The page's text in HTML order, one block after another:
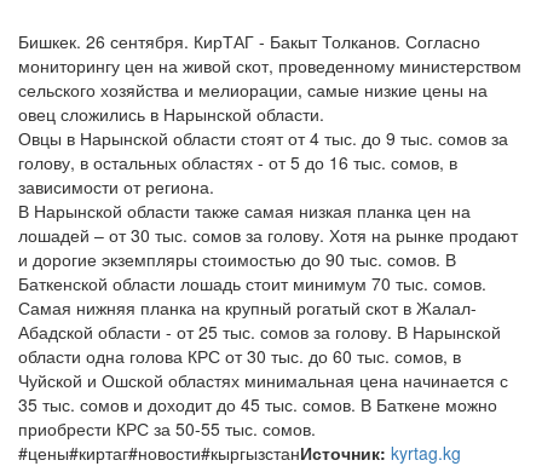
Бишкек. 26 сентября. КирТАГ - Бакыт Толканов. Согласно
мониторингу цен на живой скот, проведенному министерством
сельского хозяйства и мелиорации, самые низкие цены на
овец сложились в Нарынской области.
Овцы в Нарынской области стоят от 4 тыс. до 9 тыс. сомов за
голову, в остальных областях - от 5 до 16 тыс. сомов, в
зависимости от региона.
В Нарынской области также самая низкая планка цен на
лошадей – от 30 тыс. сомов за голову. Хотя на рынке продают
и дорогие экземпляры стоимостью до 90 тыс. сомов. В
Баткенской области лошадь стоит минимум 70 тыс. сомов.
Самая нижняя планка на крупный рогатый скот в Жалал-
Абадской области - от 25 тыс. сомов за голову. В Нарынской
области одна голова КРС от 30 тыс. до 60 тыс. сомов, в
Чуйской и Ошской областях минимальная цена начинается с
35 тыс. сомов и доходит до 45 тыс. сомов. В Баткене можно
приобрести КРС за 50-55 тыс. сомов.
#цены#киртаг#новости#кыргызстанИсточник: kyrtag.kg